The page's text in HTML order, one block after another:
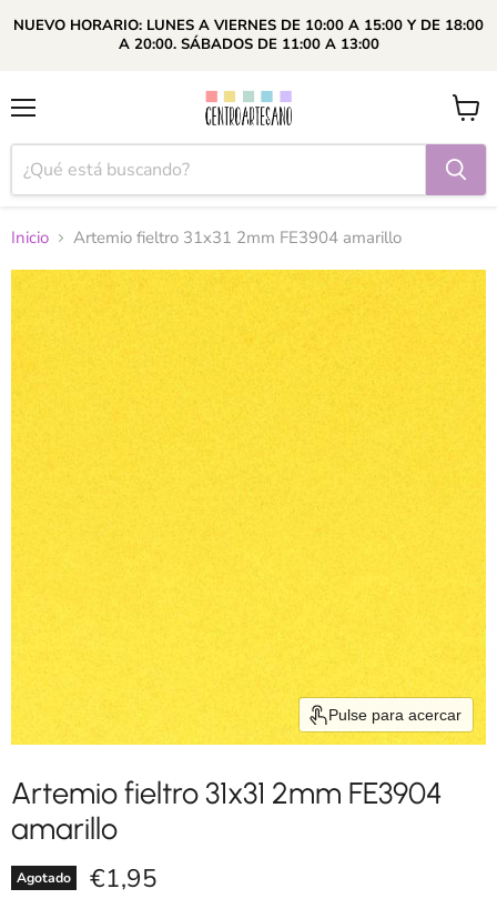
NUEVO HORARIO: LUNES A VIERNES DE 10:00 A 15:00 Y DE 18:00
A 20:00. SÁBADOS DE 11:00 A 13:00
Ver
carrito
Inicio Artemio fieltro 31x31 2mm FE3904 amarillo
Pulse para acercar
Artemio fieltro 31x31 2mm FE3904
amarillo
Agotado Precio actual
€1,95